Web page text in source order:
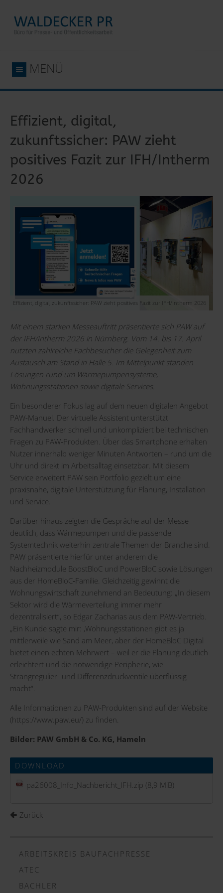
MENÜ
Effizient, digital,
zukunftssicher: PAW zieht
positives Fazit zur IFH/Intherm
2026
Effizient, digital, zukunftssicher: PAW zieht positives Fazit zur IFH/Intherm 2026
Mit einem starken Messeauftritt präsentierte sich PAW auf
der IFH/Intherm 2026 in Nürnberg. Vom 14. bis 17. April
nutzten zahlreiche Fachbesucher die Gelegenheit zum
Austausch am Stand in Halle 5. Im Mittelpunkt standen
Lösungen rund um Wärmepumpensysteme,
Wohnungsstationen sowie digitale Services.
Ein besonderer Fokus lag auf dem neuen digitalen Angebot
PAW-Manuel. Der virtuelle Assistent unterstützt
Fachhandwerker schnell und unkompliziert bei technischen
Fragen zu PAW‑Produkten. Über das Smartphone erhalten
Nutzer innerhalb weniger Minuten Antworten – rund um die
Uhr und direkt im Arbeitsalltag einsetzbar. Mit diesem
Service erweitert PAW sein Portfolio gezielt um eine
praxisnahe, digitale Unterstützung für Planung, Installation
und Service.
Darüber hinaus zeigten die Gespräche auf der Messe
deutlich, dass Wärmepumpen und die passende
Systemtechnik weiterhin zentrale Themen der Branche sind.
PAW präsentierte hierfür unter anderem die
Nachheizmodule BoostBloC und PowerBloC sowie Lösungen
aus der HomeBloC‑Familie. Gleichzeitig gewinnt die
Wohnungswirtschaft zunehmend an Bedeutung: „In diesem
Sektor wird die Wärmeverteilung immer mehr
dezentralisiert“, so Edgar Zacharias aus dem PAW‑Vertrieb.
„Ein Kunde sagte mir: ‚Wohnungsstationen gibt es ja
mittlerweile wie Sand am Meer, aber der HomeBloC Digital
bietet einen echten Mehrwert – weil er die Planung deutlich
erleichtert und die notwendige Peripherie, wie
Strangregulier- und Differenzdruckventile überflüssig
macht“.
Alle Informationen zu PAW-Produkten sind auf der Website
(https://www.paw.eu/) zu finden.
Bilder: PAW GmbH & Co. KG, Hameln
DOWNLOAD
pa26008_Info_Nachbericht_IFH.zip (8,9 MiB)
Zurück
ARBEITSKREIS BAUFACHPRESSE
ATEC
BACHLER